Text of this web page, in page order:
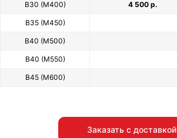
В30 (М400) 4 500 р.
В35 (М450)
В40 (М500)
В40 (М550)
В45 (М600)
Заказать с доставкой